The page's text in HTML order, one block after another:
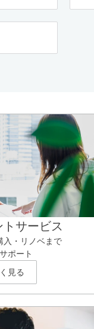
サービス
入・リノベまで
ポート
見る